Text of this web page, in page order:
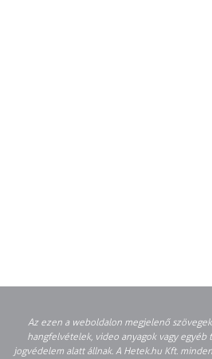
Az ezen a weboldalon megjelenő
hangfelvételek, video anyagok vagy egyéb
jogvédelem alatt állnak. A Hetek.hu Kft.